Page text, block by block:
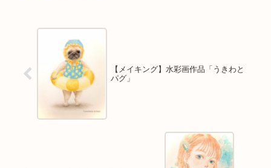
【メイキング】水彩画作品「うきわと
パグ」